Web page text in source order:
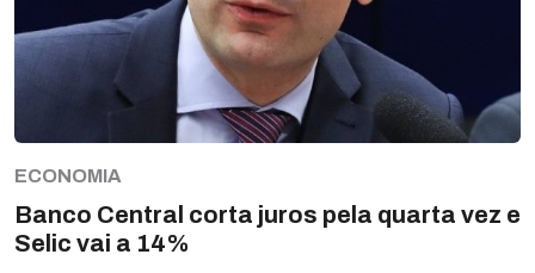
ECONOMIA
Banco Central corta juros pela quarta vez e
Selic vai a 14%